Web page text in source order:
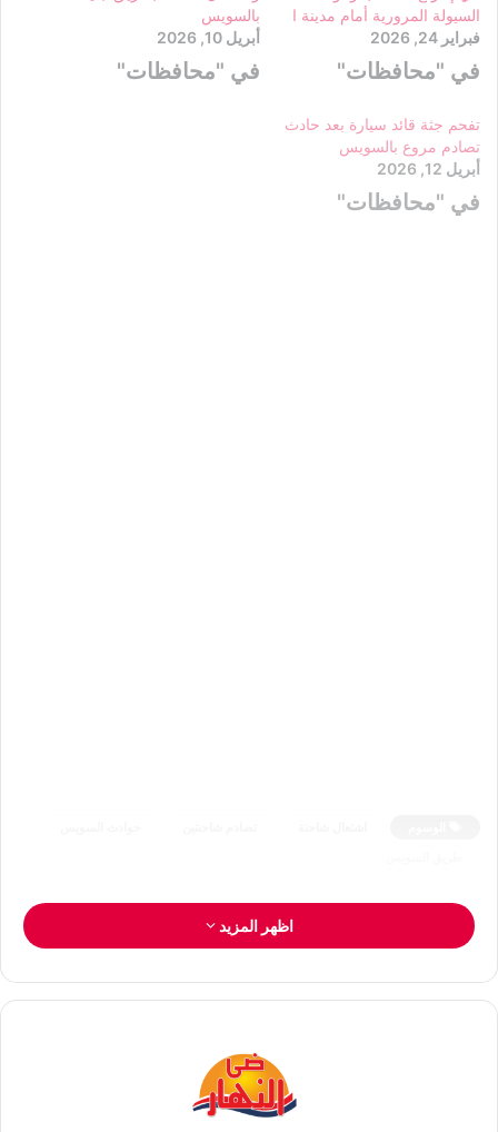
السيولة المرورية أمام مدينة ا
فبراير 24, 2026
في "محافظات"
بالسويس
أبريل 10, 2026
في "محافظات"
تفحم جثة قائد سيارة بعد حادث
تصادم مروع بالسويس
أبريل 12, 2026
في "محافظات"
اظهر المزيد